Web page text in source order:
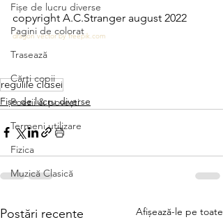
Fișe de lucru diverse
Pagini de colorat
Trasează
Cărți copii
Poezii & povești
Termeni utilizare
Fizica
Muzică Clasică
copyright A.C.Stranger august 2022
dragon vector by freepik.com
regulile clasei
Fișe de lucru diverse
Postări recente Afișează-le pe toate